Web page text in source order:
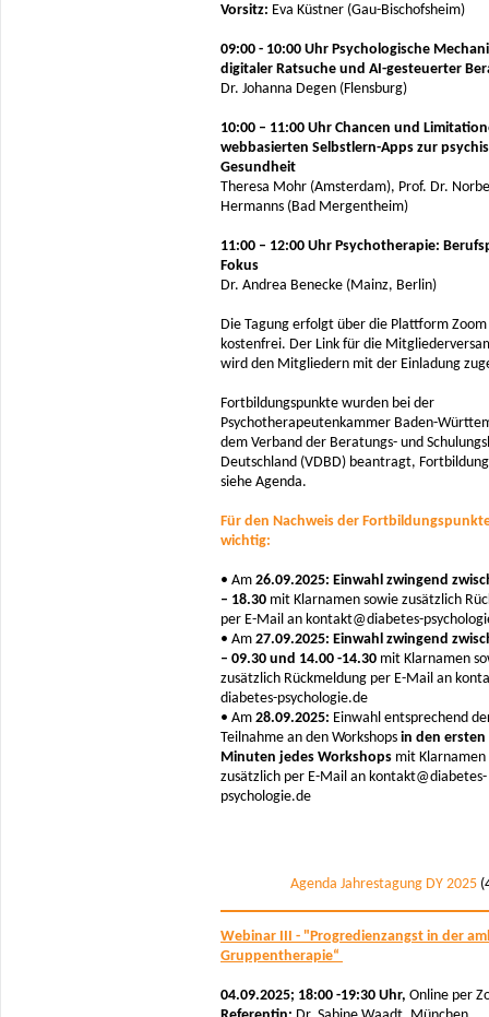
Vorsitz: Eva Küstner (Gau-Bischofsheim)
09:00 - 10:00 Uhr Psychologische
digitaler Ratsuche und AI-gesteuerter
Dr. Johanna Degen (Flensburg)
10:00 – 11:00 Uhr Chancen und
webbasierten Selbstlern-Apps zur
Gesundheit
Theresa Mohr (Amsterdam), Prof. Dr.
Hermanns (Bad Mergentheim)
11:00 – 12:00 Uhr Psychotherapie:
Fokus
Dr. Andrea Benecke (Mainz, Berlin)
Die Tagung erfolgt über die Plattform
kostenfrei. Der Link für die
wird den Mitgliedern mit der Einladung
Fortbildungspunkte wurden bei der
Psychotherapeutenkammer Baden-
dem Verband der Beratungs- und
Deutschland (VDBD) beantragt,
siehe Agenda.
Für den Nachweis der
wichtig:
• Am 26.09.2025: Einwahl zwingend
– 18.30 mit Klarnamen sowie zusätzlich
per E-Mail an kontakt@diabetes-
• Am 27.09.2025: Einwahl zwingend
– 09.30 und 14.00 -14.30 mit Klarnamen
zusätzlich Rückmeldung per E-Mail an
diabetes-psychologie.de
• Am 28.09.2025: Einwahl entsprechend
Teilnahme an den Workshops in den ersten
Minuten jedes Workshops mit Klarnamen
zusätzlich per E-Mail an kontakt@diabetes-
psychologie.de
Agenda Jahrestagung DY 2025
Webinar III - "Progredienzangst in der
Gruppentherapie“
04.09.2025; 18:00 -19:30 Uhr, Online per